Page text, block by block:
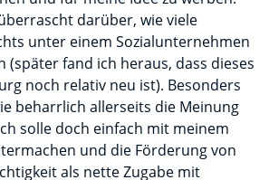
darüber, wie viele
unter einem Sozialunternehmen
(später fand ich heraus, dass dieses
noch relativ neu ist). Besonders
beharrlich allerseits die Meinung
solle doch einfach mit meinem
und die Förderung von
als nette Zugabe mit